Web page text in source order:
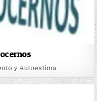
y Autoestima